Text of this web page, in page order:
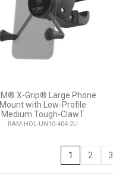
X-Grip® Large Phone
Mount with Low-Profile
Medium Tough-ClawT
RAM-HOL-UN10-404-2U
1 2 3